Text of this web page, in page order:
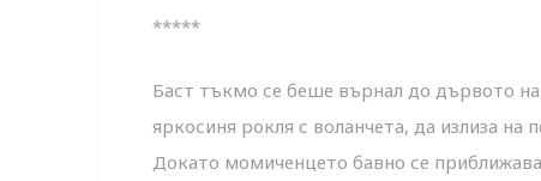
*****
Баст тъкмо се беше върнал до дървото
яркосиня рокля с воланчета, да излиза на
Докато момиченцето бавно се